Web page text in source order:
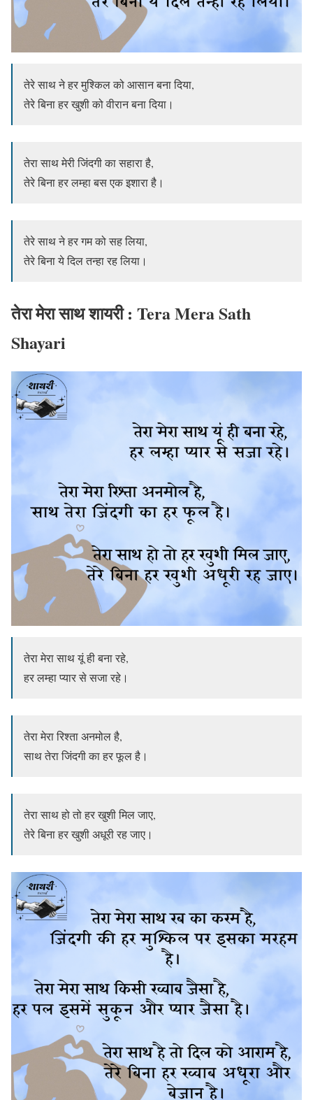
तेरे साथ ने हर मुश्किल को आसान बना दिया,
तेरे बिना हर खुशी को वीरान बना दिया।
तेरा साथ मेरी जिंदगी का सहारा है,
तेरे बिना हर लम्हा बस एक इशारा है।
तेरे साथ ने हर गम को सह लिया,
तेरे बिना ये दिल तन्हा रह लिया।
तेरा मेरा साथ शायरी : Tera Mera Sath
Shayari
तेरा मेरा साथ यूं ही बना रहे,
हर लम्हा प्यार से सजा रहे।
तेरा मेरा रिश्ता अनमोल है,
साथ तेरा जिंदगी का हर फूल है।
तेरा साथ हो तो हर खुशी मिल जाए,
तेरे बिना हर खुशी अधूरी रह जाए।